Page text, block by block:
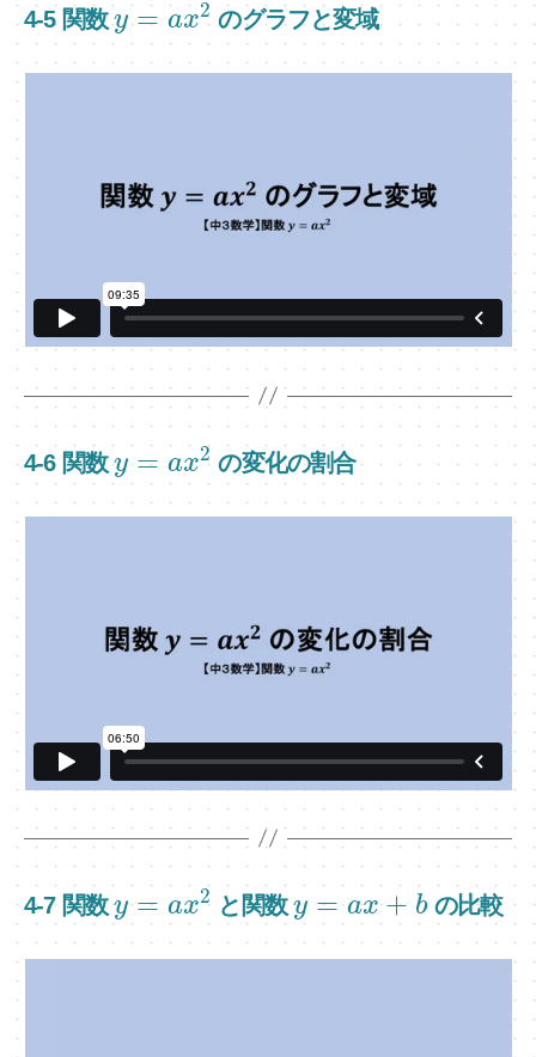
4-5 関数y = ax2 のグラフと変域
4-6 関数y = ax2 の変化の割合
4-7 関数y = ax2 と関数y = ax + bの比較